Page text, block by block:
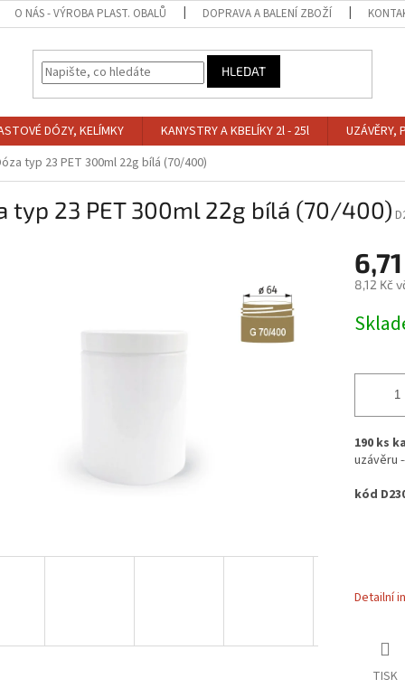
O NÁS - VÝROBA PLAST. OBALŮ DOPRAVA A BALENÍ ZBOŽÍ
HLEDAT
DÓZY, KELÍMKY KANYSTRY A KBELÍKY 2l - 25l
UZÁVĚRY,
typ 23 PET 300ml 22g bílá (70/400)
typ 23 PET 300ml 22g bílá (70/400)
8,12 Kč
cena:
190 ks
uzávěru
kód
Detailní
TISK